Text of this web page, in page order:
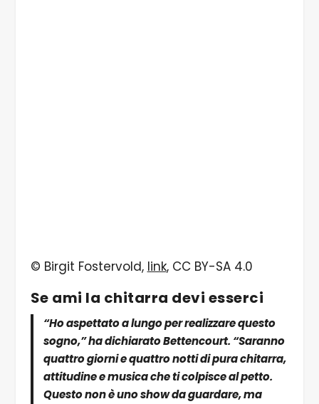
© Birgit Fostervold, link, CC BY-SA 4.0
Se ami la chitarra devi esserci
“Ho aspettato a lungo per realizzare questo
sogno,” ha dichiarato Bettencourt. “Saranno
quattro giorni e quattro notti di pura chitarra,
attitudine e musica che ti colpisce al petto.
Questo non è uno show da guardare, ma